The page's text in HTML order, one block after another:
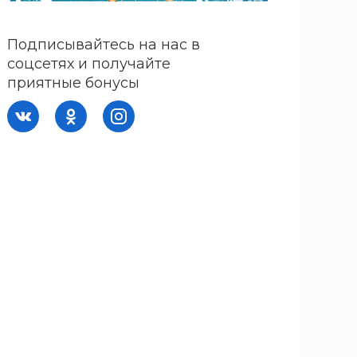
Подписывайтесь на нас в
соцсетях и получайте
приятные бонусы